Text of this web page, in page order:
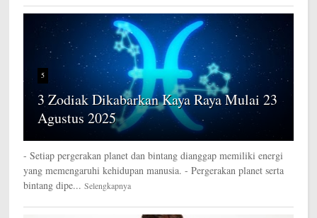
5
3 Zodiak Dikabarkan Kaya Raya Mulai 23
Agustus 2025
- Setiap pergerakan planet dan bintang dianggap memiliki energi
yang memengaruhi kehidupan manusia. - Pergerakan planet serta
bintang dipe... Selengkapnya